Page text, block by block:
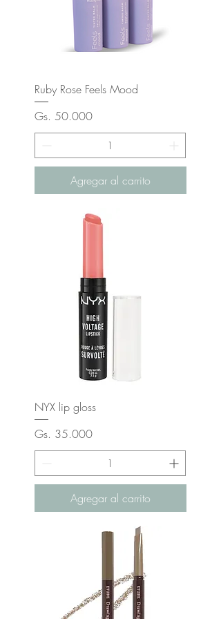
Ruby Rose Feels Mood
Precio
Gs. 50.000
Agregar al carrito
NYX lip gloss
Precio
Gs. 35.000
Agregar al carrito